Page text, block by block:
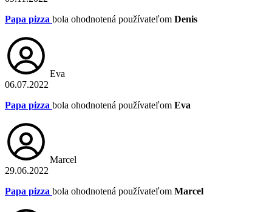
Papa pizza bola ohodnotená používateľom Denis
Eva
06.07.2022
Papa pizza bola ohodnotená používateľom Eva
Marcel
29.06.2022
Papa pizza bola ohodnotená používateľom Marcel